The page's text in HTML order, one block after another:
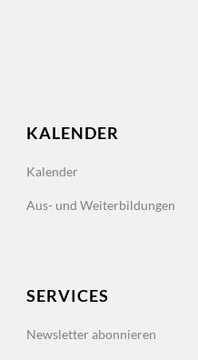
KALENDER
Kalender
Aus- und Weiterbildungen
SERVICES
Newsletter abonnieren